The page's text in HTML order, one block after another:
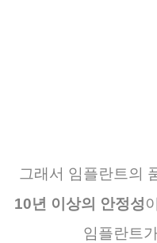
그래서 임플란트의
10년 이상의 안정성이
임플란트